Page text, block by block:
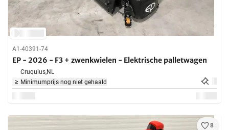
A1-40391-74
EP - 2026 - F3 + zwenkwielen - Elektrische palletwagen
Cruquius,NL
Minimumprijs nog niet gehaald
8